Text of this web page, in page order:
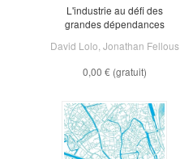
L'industrie au défi des
grandes dépendances
David Lolo Jonathan Fellous
0,00 € (gratuit)